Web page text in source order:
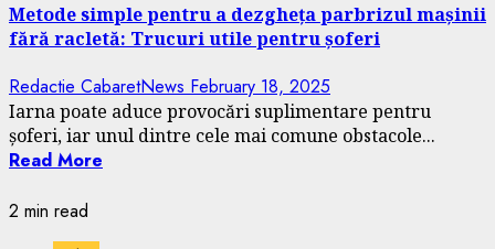
Metode simple pentru a dezgheța parbrizul mașinii
fără racletă: Trucuri utile pentru șoferi
Redactie CabaretNews February 18, 2025
Iarna poate aduce provocări suplimentare pentru
șoferi, iar unul dintre cele mai comune obstacole...
Read More
2 min read